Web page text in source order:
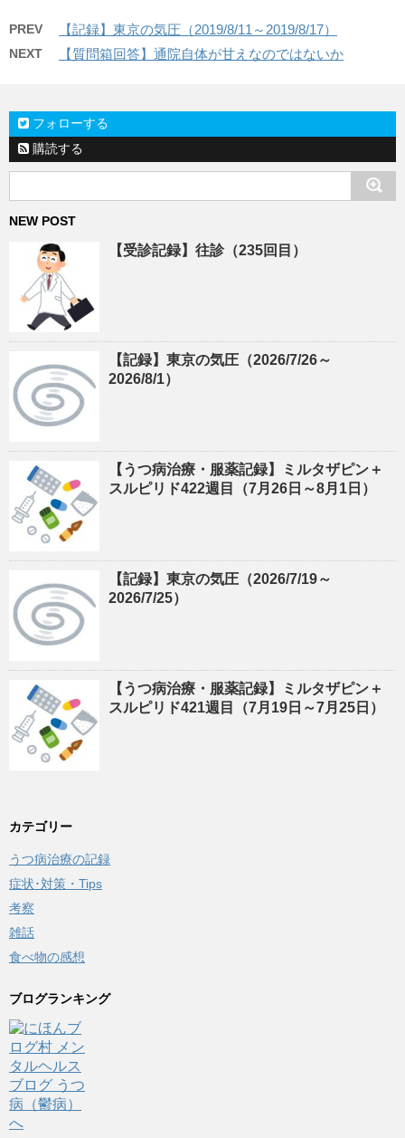
PREV 【記録】東京の気圧（2019/8/11～2019/8/17）
NEXT 【質問箱回答】通院自体が甘えなのではないか
フォローする
購読する
NEW POST
【受診記録】往診（235回目）
【記録】東京の気圧（2026/7/26～
2026/8/1）
【うつ病治療・服薬記録】ミルタザピン＋
スルピリド422週目（7月26日～8月1日）
【記録】東京の気圧（2026/7/19～
2026/7/25）
【うつ病治療・服薬記録】ミルタザピン＋
スルピリド421週目（7月19日～7月25日）
カテゴリー
うつ病治療の記録
症状･対策・Tips
考察
雑話
食べ物の感想
ブログランキング